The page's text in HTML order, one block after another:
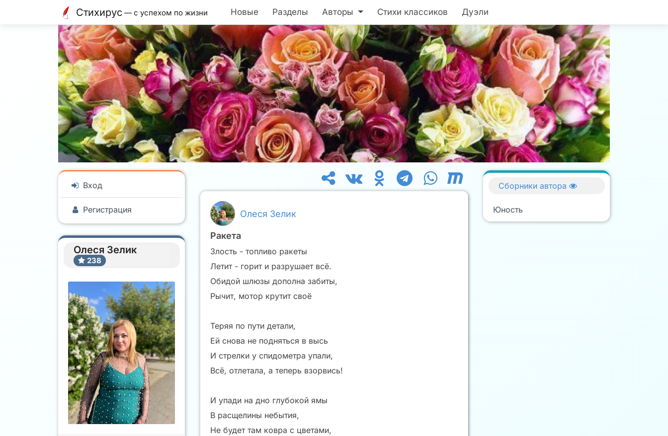
Стихирус — с успехом по жизни Новые Разделы Авторы Стихи классиков Дуэли
Вход
Регистрация
Олеся Зелик
238
Олеся Зелик
Ракета
Злость - топливо ракеты
Летит - горит и разрушает всё.
Обидой шлюзы дополна забиты,
Рычит, мотор крутит своё
Теряя по пути детали,
Ей снова не подняться в высь
И стрелки у спидометра упали,
Всё, отлетала, а теперь взорвись!
И упади на дно глубокой ямы
В расщелины небытия,
Не будет там ковра с цветами,
Сборники автора
Юность